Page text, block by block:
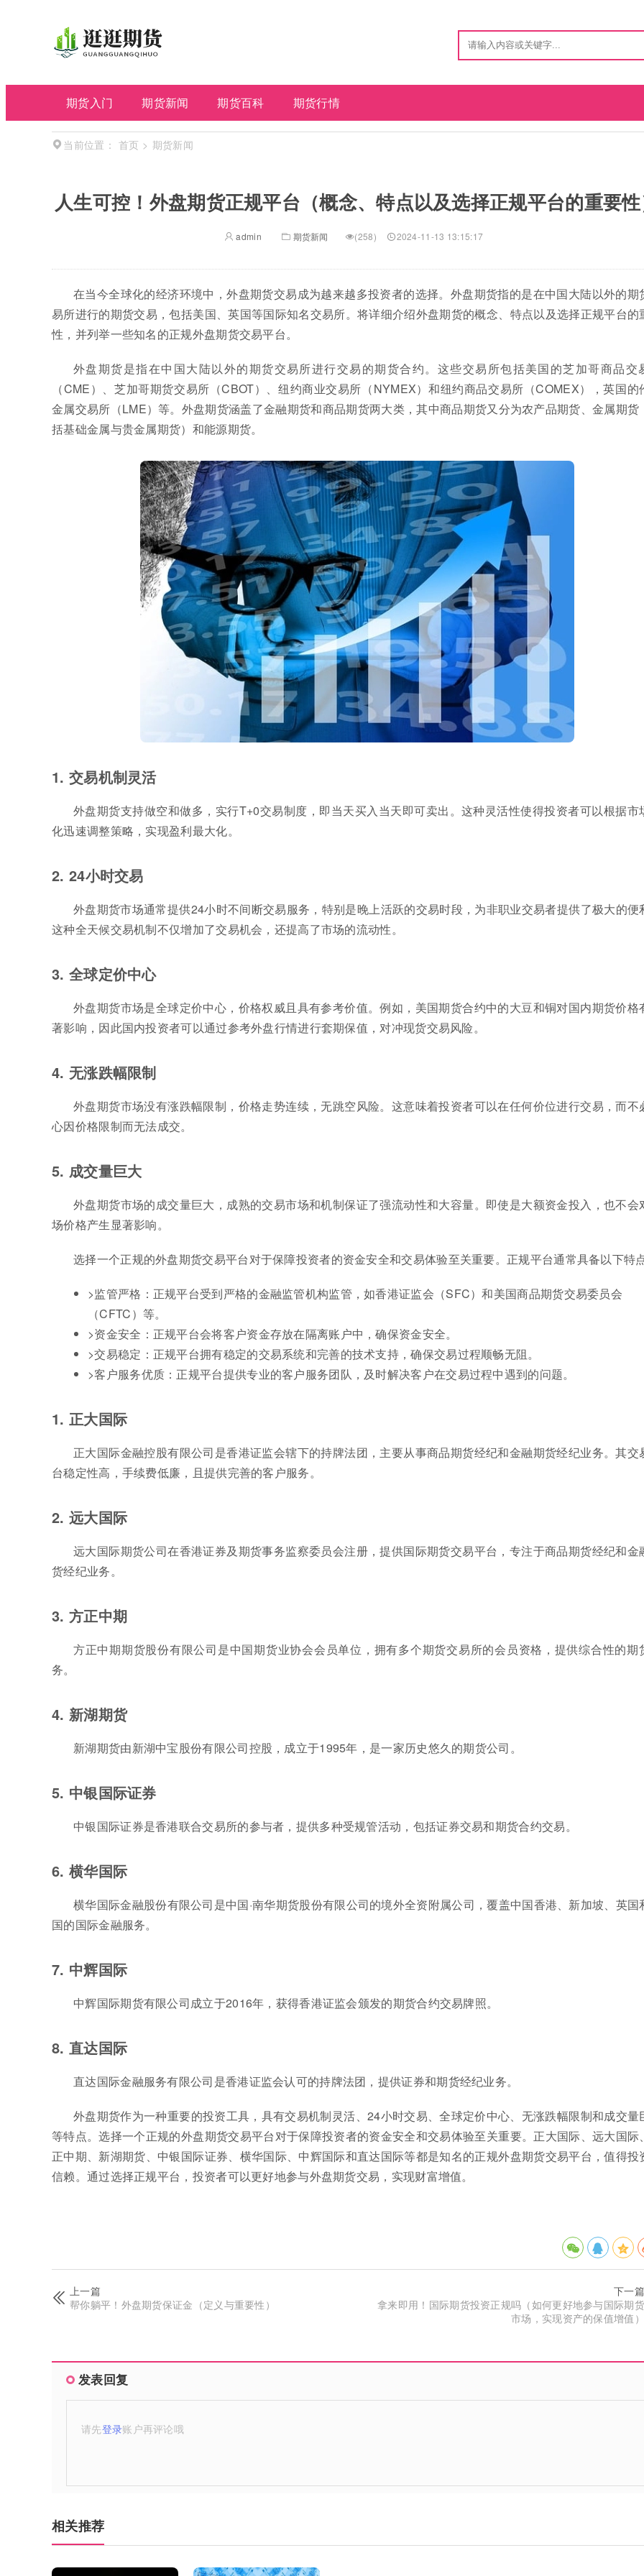
期货入门 期货新闻 期货百科 期货行情
当前位置： 首页 > 期货新闻
人生可控！外盘期货正规平台（概念、特点以及选择正规平台的重要性
admin 期货新闻 (258) 2024-11-13 13:15:17
在当今全球化的经济环境中，外盘期货交易成为越来越多投资者的选择。外盘期货指的是在中国大陆以外的期
易所进行的期货交易，包括美国、英国等国际知名交易所。将详细介绍外盘期货的概念、特点以及选择正规平台的
性，并列举一些知名的正规外盘期货交易平台。
外盘期货是指在中国大陆以外的期货交易所进行交易的期货合约。这些交易所包括美国的芝加哥商品交
（CME）、芝加哥期货交易所（CBOT）、纽约商业交易所（NYMEX）和纽约商品交易所（COMEX），英国的
金属交易所（LME）等。外盘期货涵盖了金融期货和商品期货两大类，其中商品期货又分为农产品期货、金属期货
括基础金属与贵金属期货）和能源期货。
1. 交易机制灵活
外盘期货支持做空和做多，实行T+0交易制度，即当天买入当天即可卖出。这种灵活性使得投资者可以根据市
化迅速调整策略，实现盈利最大化。
2. 24小时交易
外盘期货市场通常提供24小时不间断交易服务，特别是晚上活跃的交易时段，为非职业交易者提供了极大的便
这种全天候交易机制不仅增加了交易机会，还提高了市场的流动性。
3. 全球定价中心
外盘期货市场是全球定价中心，价格权威且具有参考价值。例如，美国期货合约中的大豆和铜对国内期货价格
著影响，因此国内投资者可以通过参考外盘行情进行套期保值，对冲现货交易风险。
4. 无涨跌幅限制
外盘期货市场没有涨跌幅限制，价格走势连续，无跳空风险。这意味着投资者可以在任何价位进行交易，而不
心因价格限制而无法成交。
5. 成交量巨大
外盘期货市场的成交量巨大，成熟的交易市场和机制保证了强流动性和大容量。即使是大额资金投入，也不会
场价格产生显著影响。
选择一个正规的外盘期货交易平台对于保障投资者的资金安全和交易体验至关重要。正规平台通常具备以下特
>监管严格：正规平台受到严格的金融监管机构监管，如香港证监会（SFC）和美国商品期货交易委员会
（CFTC）等。
>资金安全：正规平台会将客户资金存放在隔离账户中，确保资金安全。
>交易稳定：正规平台拥有稳定的交易系统和完善的技术支持，确保交易过程顺畅无阻。
>客户服务优质：正规平台提供专业的客户服务团队，及时解决客户在交易过程中遇到的问题。
1. 正大国际
正大国际金融控股有限公司是香港证监会辖下的持牌法团，主要从事商品期货经纪和金融期货经纪业务。其交
台稳定性高，手续费低廉，且提供完善的客户服务。
2. 远大国际
远大国际期货公司在香港证券及期货事务监察委员会注册，提供国际期货交易平台，专注于商品期货经纪和金
货经纪业务。
3. 方正中期
方正中期期货股份有限公司是中国期货业协会会员单位，拥有多个期货交易所的会员资格，提供综合性的期
务。
4. 新湖期货
新湖期货由新湖中宝股份有限公司控股，成立于1995年，是一家历史悠久的期货公司。
5. 中银国际证券
中银国际证券是香港联合交易所的参与者，提供多种受规管活动，包括证券交易和期货合约交易。
6. 横华国际
横华国际金融股份有限公司是中国·南华期货股份有限公司的境外全资附属公司，覆盖中国香港、新加坡、英国
国的国际金融服务。
7. 中辉国际
中辉国际期货有限公司成立于2016年，获得香港证监会颁发的期货合约交易牌照。
8. 直达国际
直达国际金融服务有限公司是香港证监会认可的持牌法团，提供证券和期货经纪业务。
外盘期货作为一种重要的投资工具，具有交易机制灵活、24小时交易、全球定价中心、无涨跌幅限制和成交量
等特点。选择一个正规的外盘期货交易平台对于保障投资者的资金安全和交易体验至关重要。正大国际、远大国际
正中期、新湖期货、中银国际证券、横华国际、中辉国际和直达国际等都是知名的正规外盘期货交易平台，值得投
信赖。通过选择正规平台，投资者可以更好地参与外盘期货交易，实现财富增值。
上一篇
帮你躺平！外盘期货保证金（定义与重要性）
下一篇
拿来即用！国际期货投资正规吗（如何更好地参与国际期货
市场，实现资产的保值增值）
发表回复
请先登录账户再评论哦
相关推荐